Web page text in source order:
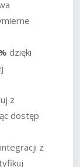
dzięki
z
dostęp
z